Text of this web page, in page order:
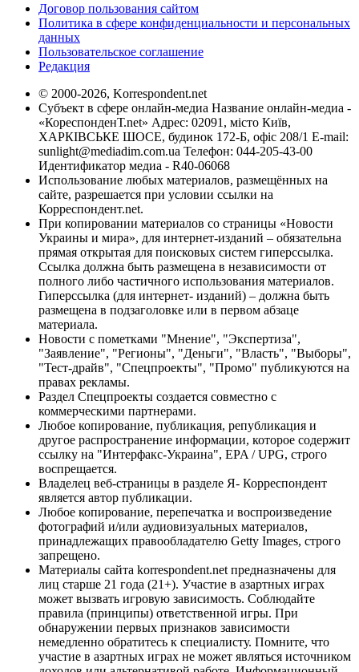
Договор пользования сайтом
Политика в сфере конфиденциальности и персональных
данных
Пользовательское соглашение
Редакция
© 2000-2026, Korrespondent.net
Субъект в сфере онлайн-медиа Название онлайн-медиа -
«КореспонденТ.net» Адрес: 02091, місто Київ,
ХАРКІВСЬКЕ ШОСЕ, будинок 172-Б, офіс 208/1 E-mail:
sunlight@mediadim.com.ua Телефон: 044-205-43-00
Идентификатор медиа - R40-06068
Использование любых материалов, размещённых на
сайте, разрешается при условии ссылки на
Корреспондент.net.
При копировании материалов со страницы «Новости
Украины и мира», для интернет-изданий – обязательна
прямая открытая для поисковых систем гиперссылка.
Ссылка должна быть размещена в независимости от
полного либо частичного использования материалов.
Гиперссылка (для интернет- изданий) – должна быть
размещена в подзаголовке или в первом абзаце
материала.
Новости с пометками "Мнение", "Экспертиза",
"Заявление", "Регионы", "Деньги", "Власть", "Выборы",
"Тест-драйв", "Спецпроекты", "Промо" публикуются на
правах рекламы.
Раздел Спецпроекты создается совместно с
коммерческими партнерами.
Любое копирование, публикация, републикация и
другое распространение информации, которое содержит
ссылку на "Интерфакс-Украина", EPA / UPG, строго
воспрещается.
Владелец веб-страницы в разделе Я- Корреспондент
является автор публикации.
Любое копирование, перепечатка и воспроизведение
фотографий и/или аудиовизуальных материалов,
принадлежащих правообладателю Getty Images, строго
запрещено.
Материалы сайта korrespondent.net предназначены для
лиц старше 21 года (21+). Участие в азартных играх
может вызвать игровую зависимость. Соблюдайте
правила (принципы) ответственной игры. При
обнаружении первых признаков зависимости
немедленно обратитесь к специалисту. Помните, что
участие в азартных играх не может являться источником